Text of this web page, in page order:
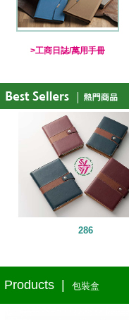
>工商日誌/萬用手冊
286
Products | 包裝盒